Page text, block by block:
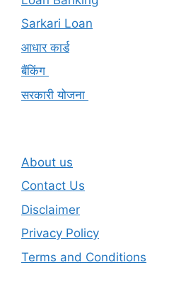
Sarkari Loan
आधार कार्ड
बैंकिंग
सरकारी योजना
About us
Contact Us
Disclaimer
Privacy Policy
Terms and Conditions